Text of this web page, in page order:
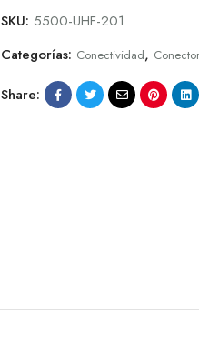
SKU: 5500-UHF-201
Categorías: Conectividad,
Share: